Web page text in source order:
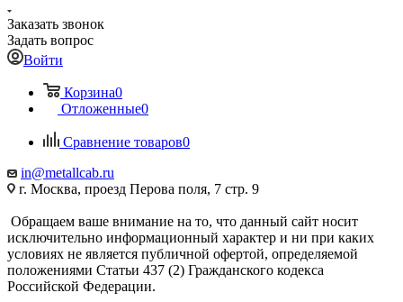
Заказать звонок
Задать вопрос
Войти
Корзина0
Отложенные0
Сравнение товаров0
in@metallcab.ru
г. Москва, проезд Перова поля, 7 стр. 9
Обращаем ваше внимание на то, что данный сайт носит
исключительно информационный характер и ни при каких
условиях не является публичной офертой, определяемой
положениями Статьи 437 (2) Гражданского кодекса
Российской Федерации.